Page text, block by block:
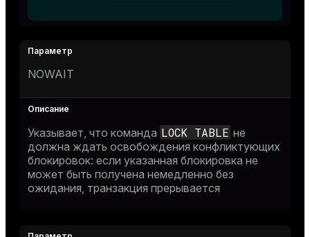
NOWAIT
Указывает, что команда LOCK TABLE не
должна ждать освобождения конфликтующих
блокировок: если указанная блокировка не
может быть получена немедленно без
ожидания, транзакция прерывается